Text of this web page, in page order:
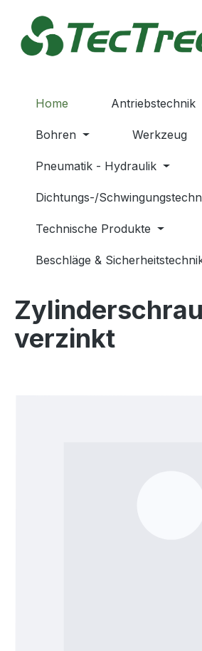
Hauptinhalt springen
Zur Suche springen
Zur Hauptnavigation springen
Home Antriebstechnik
Bohren Werkzeug
Pneumatik - Hydraulik
Dichtungs-/
Technische Produkte
Beschläge &
verzinkt